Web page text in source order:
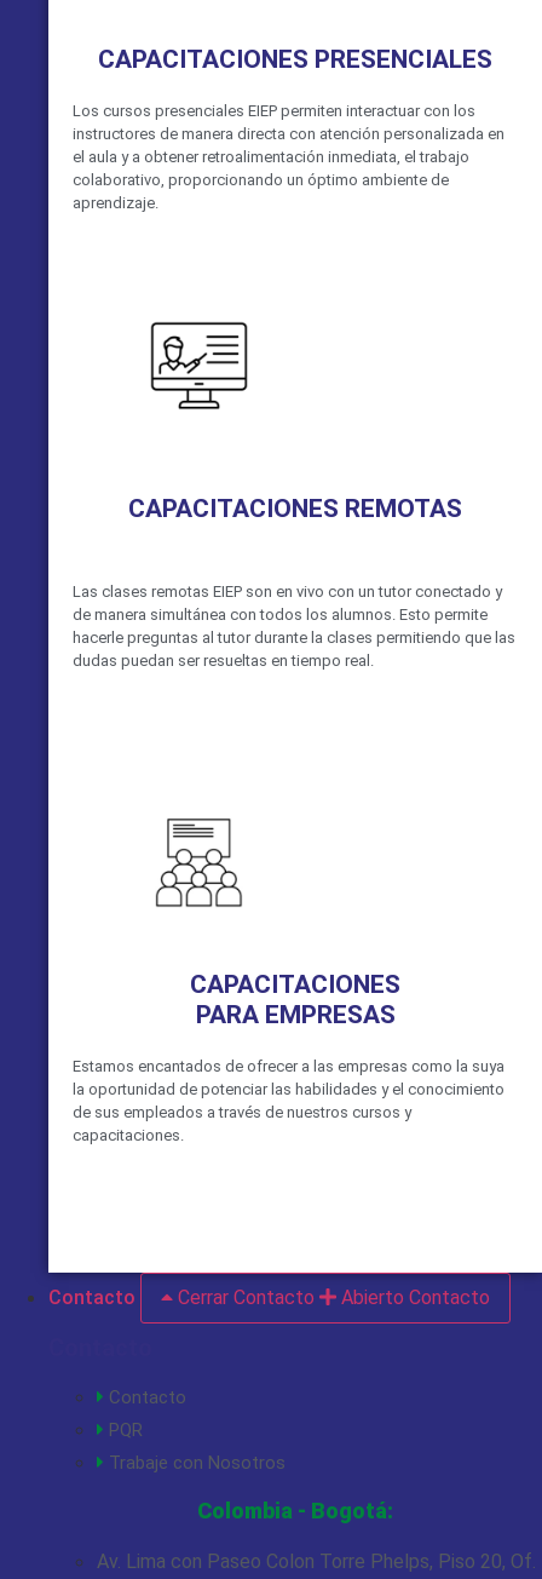
CAPACITACIONES PRESENCIALES
Los cursos presenciales EIEP permiten interactuar con los
instructores de manera directa con atención personalizada en
el aula y a obtener retroalimentación inmediata, el trabajo
colaborativo, proporcionando un óptimo ambiente de
aprendizaje.
CAPACITACIONES REMOTAS
Las clases remotas EIEP son en vivo con un tutor conectado y
de manera simultánea con todos los alumnos. Esto permite
hacerle preguntas al tutor durante la clases permitiendo que las
dudas puedan ser resueltas en tiempo real.
CAPACITACIONES
PARA EMPRESAS
Estamos encantados de ofrecer a las empresas como la suya
la oportunidad de potenciar las habilidades y el conocimiento
de sus empleados a través de nuestros cursos y
capacitaciones.
Contacto
Cerrar Contacto Abierto Contacto
Contacto
PQR
Trabaje con Nosotros
Colombia - Bogotá:
Av. Lima con Paseo Colon Torre Phelps, Piso 20, Of.